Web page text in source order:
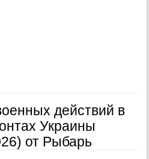
действий в
Украины
от Рыбарь